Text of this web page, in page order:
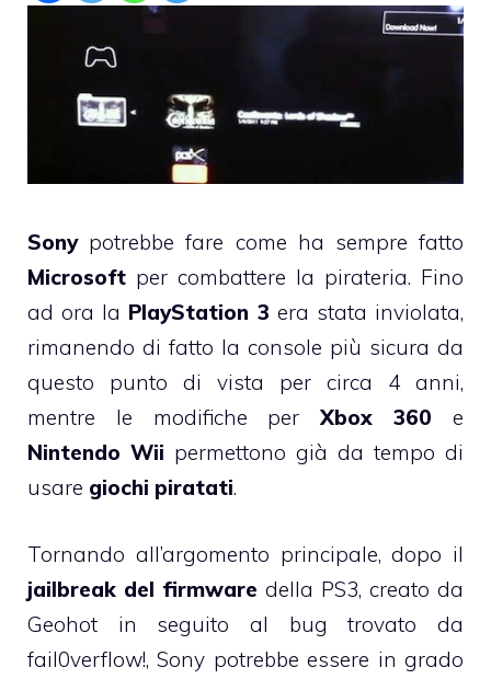
Sonypotrebbe fare come ha sempre fatto
Microsoft per combattere la pirateria. Fino
ad ora la PlayStation 3 era stata inviolata,
rimanendo di fatto la console più sicura da
questo punto di vista per circa 4 anni,
mentre le modifiche perXbox 360 e
Nintendo Wii permettono già da tempo di
usare giochi piratati.
Tornando all’argomento principale, dopo il
jailbreak del firmware della PS3, creato da
Geohot in seguito al bug trovato da
fail0verflow!, Sony potrebbe essere in grado